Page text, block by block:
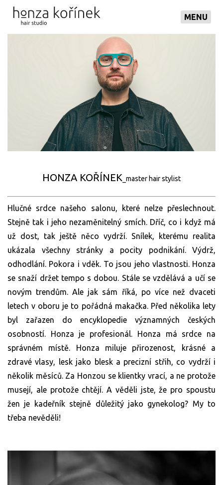
MENU
HONZA KOŘÍNEK _master hair stylist
Hlučné srdce našeho salonu, které nelze přeslechnout.
Stejně tak i jeho nezaměnitelný smích. Dříč, co i když má
už dost, tak ještě něco vydrží. Snílek, kterému realita
ukázala všechny stránky a pocity podnikání. Výdrž,
odhodlání. Pokora i vděk. To jsou jeho vlastnosti. Honza
se snaží držet tempo s dobou. Stále se vzdělává a učí se
novým trendům. Ale jak sám říká, po více než dvaceti
letech v oboru je to pořádná makačka. Před několika lety
byl zařazen do encyklopedie významných českých
osobností. Honza je profesionál. Honza má srdce na
správném místě. Honza miluje přirozenost, krásné a
zdravé vlasy, lesk jako blesk a precizní střih, co vydrží i
několik měsíců. Za Honzou se klientky vrací, a ne protože
musejí, ale protože chtějí. A věděli jste, že pro spoustu
žen je kadeřník stejně důležitý jako gynekolog? My to
třeba nevěděli!